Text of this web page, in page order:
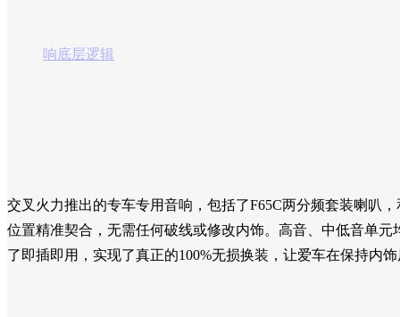
响底层逻辑
交叉火力推出的专车专用音响，包括了F65C两分频套装喇叭
位置精准契合，无需任何破线或修改内饰。高音、中低音单
了即插即用，实现了真正的100%无损换装，让爱车在保持内